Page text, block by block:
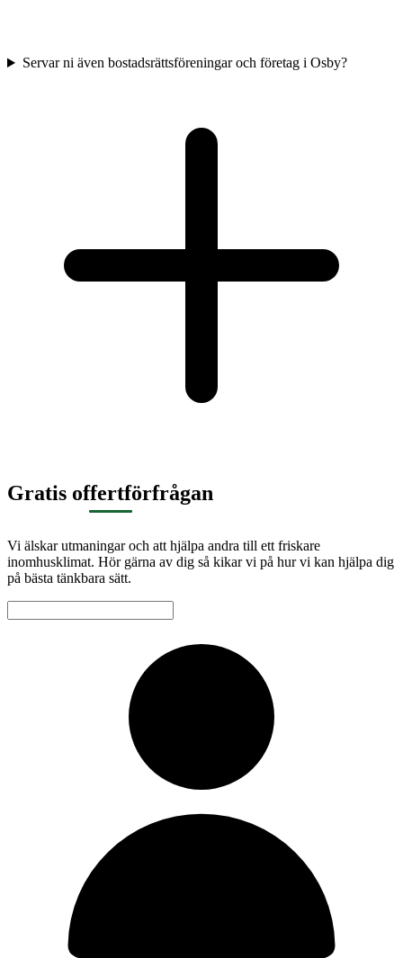
Servar ni även bostadsrättsföreningar och företag i Osby?
Gratis offertförfrågan
Vi älskar utmaningar och att hjälpa andra till ett friskare
inomhusklimat. Hör gärna av dig så kikar vi på hur vi kan hjälpa dig
på bästa tänkbara sätt.